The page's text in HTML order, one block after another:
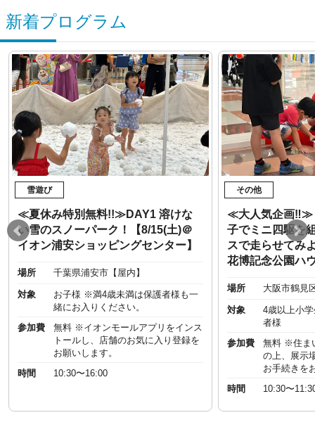
新着プログラム
雪遊び
≪夏休み特別無料!!≫DAY1 溶けな
い雪のスノーパーク！【8/15(土)＠
イオン浦安ショッピングセンター】
場所 千葉県浦安市【屋内】
対象
お子様 ※満4歳未満は保護者様も一
緒にお入りください。
参加費
無料 ※イオンモールアプリをインス
トールし、店舗のお気に入り登録を
お願いします。
時間
10:30〜16:00
その他
≪大人気企画‼︎≫
子でミニ四駆を
スで走らせてみ
花博記念公園ハ
場所 大阪市鶴見
対象
4歳以上小
者様
参加費
無料 ※住ま
の上、展示
お手続きを
時間
10:30〜